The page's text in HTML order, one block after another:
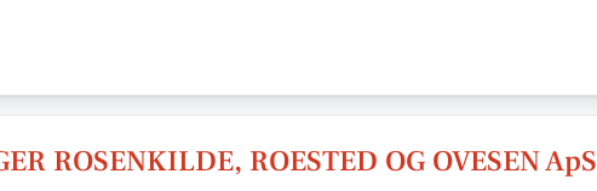
ROSENKILDE, ROESTED OG OVESEN ApS